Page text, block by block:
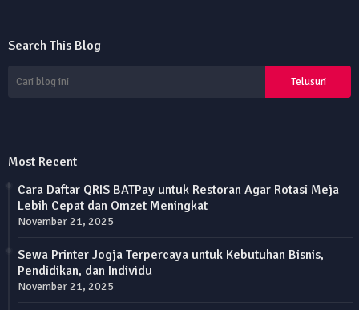
Search This Blog
Most Recent
Cara Daftar QRIS BATPay untuk Restoran Agar Rotasi Meja
Lebih Cepat dan Omzet Meningkat
November 21, 2025
Sewa Printer Jogja Terpercaya untuk Kebutuhan Bisnis,
Pendidikan, dan Individu
November 21, 2025